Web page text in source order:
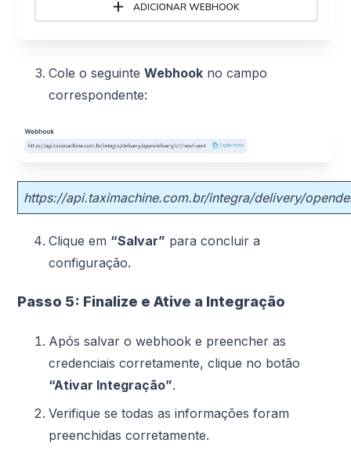
Cole o seguinteWebhook no campo
correspondente:
https://api.taximachine.com.br/integra/delivery/
Clique em “Salvar” para concluir a
configuração.
Passo 5: Finalize e Ative a Integração
Após salvar o webhook e preencher as
credenciais corretamente, clique no botão
“Ativar Integração”.
Verifique se todas as informações foram
preenchidas corretamente.